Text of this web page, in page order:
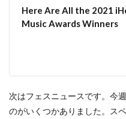
Here Are All the 2021
Music Awards Winners
次はフェスニュースです。今
のがいくつかありました。ス